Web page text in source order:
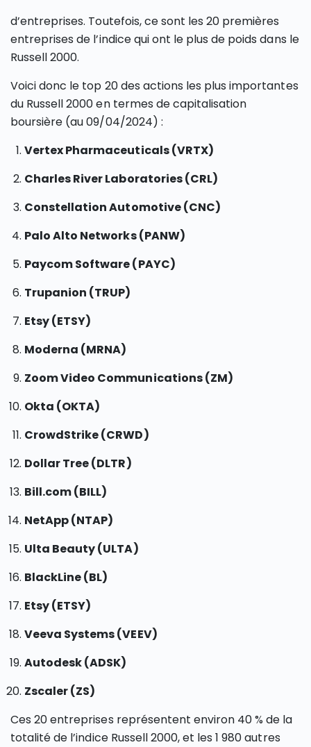
d’entreprises. Toutefois, ce sont les 20 premières
entreprises de l’indice qui ont le plus de poids dans le
Russell 2000.
Voici donc le top 20 des actions les plus importantes
du Russell 2000 en termes de capitalisation
boursière (au 09/04/2024) :
Vertex Pharmaceuticals (VRTX)
Charles River Laboratories (CRL)
Constellation Automotive (CNC)
Palo Alto Networks (PANW)
Paycom Software (PAYC)
Trupanion (TRUP)
Etsy (ETSY)
Moderna (MRNA)
Zoom Video Communications (ZM)
Okta (OKTA)
CrowdStrike (CRWD)
Dollar Tree (DLTR)
Bill.com (BILL)
NetApp (NTAP)
Ulta Beauty (ULTA)
BlackLine (BL)
Etsy (ETSY)
Veeva Systems (VEEV)
Autodesk (ADSK)
Zscaler (ZS)
Ces 20 entreprises représentent environ 40 % de la
totalité de l’indice Russell 2000, et les 1 980 autres